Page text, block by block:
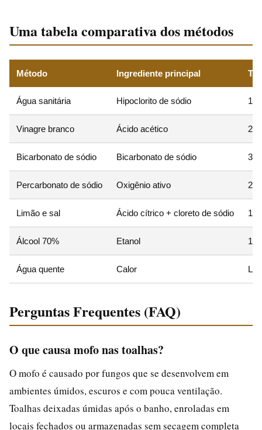
Uma tabela comparativa dos métodos
Método Ingrediente principal
Água sanitária Hipoclorito de sódio 1
Vinagre branco Ácido acético
Bicarbonato de sódio Bicarbonato de sódio 30
Percarbonato de sódio Oxigênio ativo 2-6
Limão e sal Ácido cítrico + cloreto de sódio 1-2
Álcool 70% Etanol 15
Água quente Calor
Perguntas Frequentes (FAQ)
O que causa mofo nas toalhas?
O mofo é causado por fungos que se desenvolvem em
ambientes úmidos, escuros e com pouca ventilação.
Toalhas deixadas úmidas após o banho, enroladas em
locais fechados ou armazenadas sem secagem completa